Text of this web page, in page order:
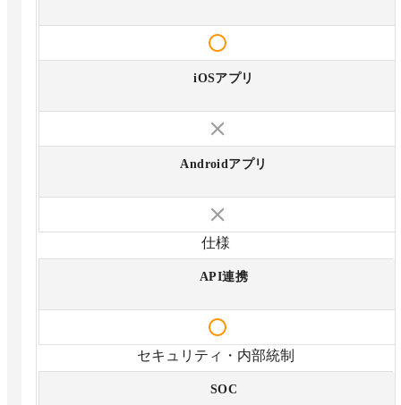
iOSアプリ
Androidアプリ
仕様
API連携
セキュリティ・内部統制
SOC